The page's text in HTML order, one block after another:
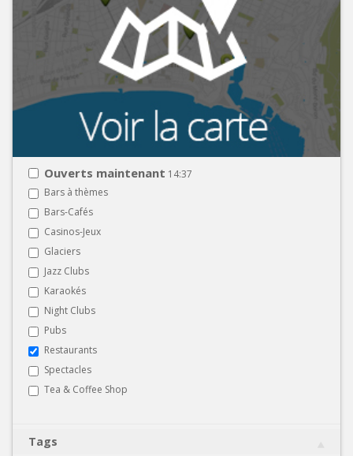
Ouverts maintenant 14:37
Bars à thèmes
Bars-Cafés
Casinos-Jeux
Glaciers
Jazz Clubs
Karaokés
Night Clubs
Pubs
Restaurants
Spectacles
Tea & Coffee Shop
Tags